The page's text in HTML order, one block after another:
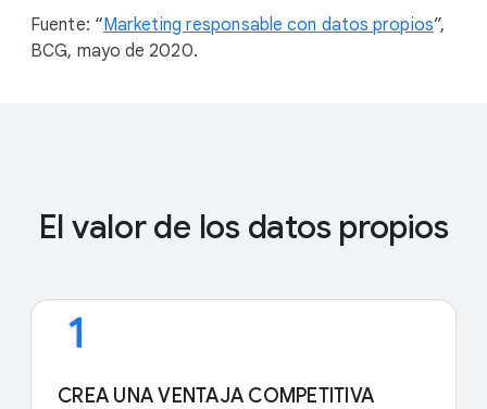
Fuente: “Marketing responsable con datos propios”,
BCG, mayo de 2020.
El valor de los datos propios
CREA UNA VENTAJA COMPETITIVA